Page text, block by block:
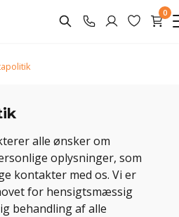
0
alle ønsker om
oplysninger, som
kontakter med os. Vi er
for hensigtsmæssig
behandling af alle